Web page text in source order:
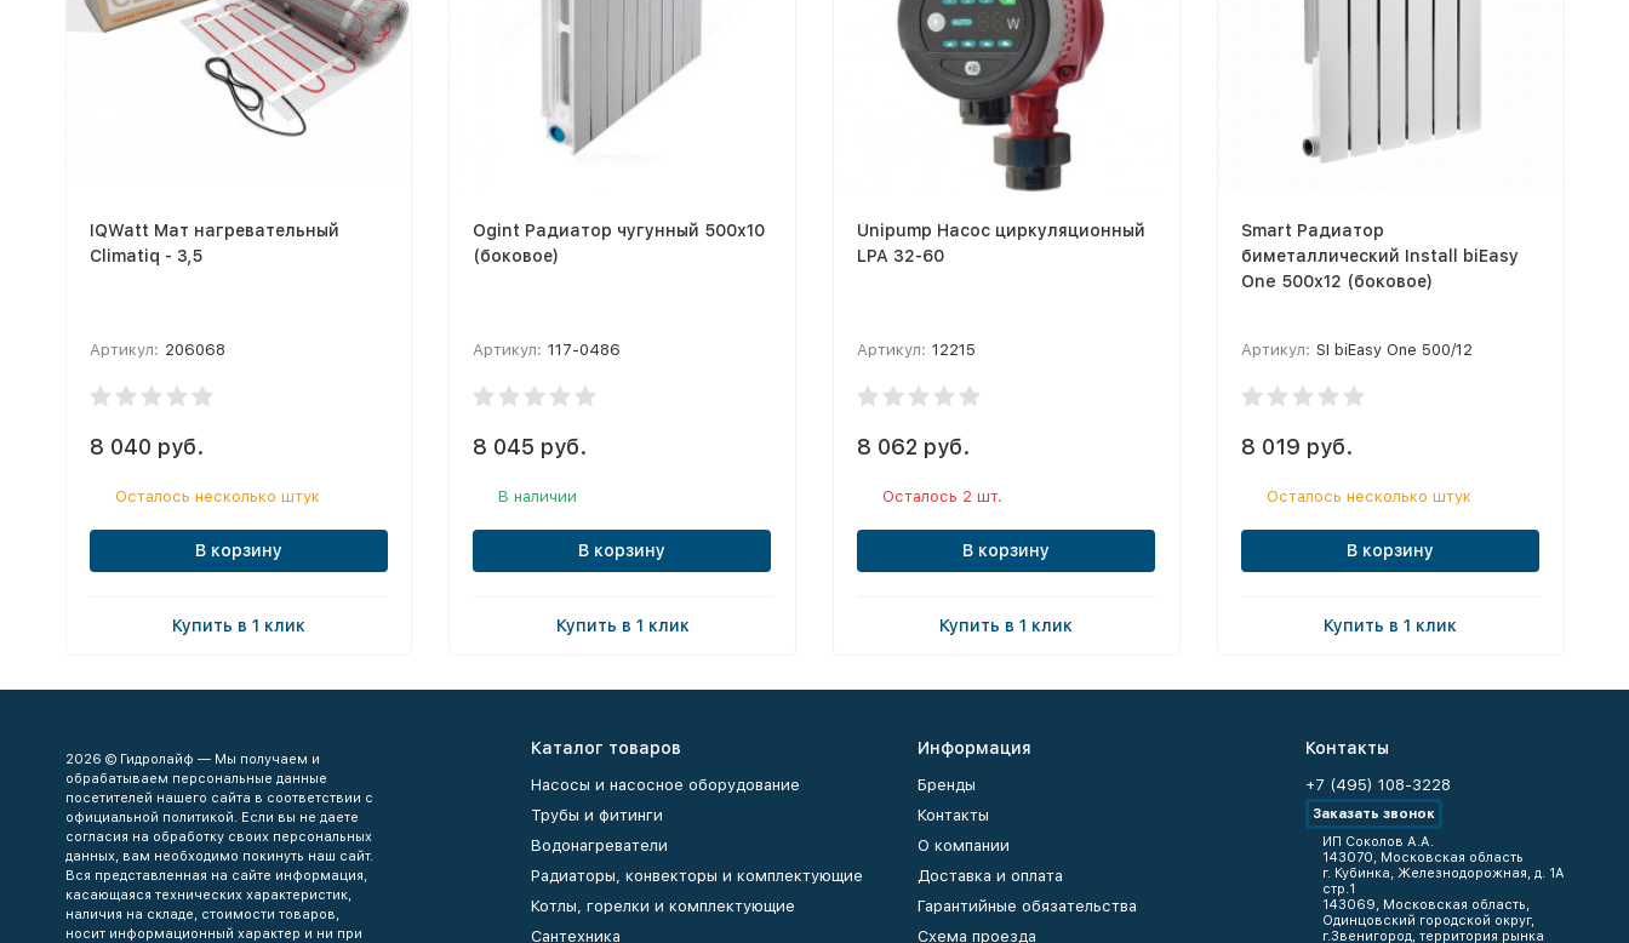
IQWatt Мат нагревательный
Climatiq - 3,5
Артикул: 206068
8 040 руб.
Осталось несколько штук
В корзину
Купить в 1 клик
Ogint Радиатор чугунный 500х10
(боковое)
Артикул: 117-0486
8 045 руб.
В наличии
В корзину
Купить в 1 клик
Unipump Насос циркуляционный
LPA 32-60
Артикул: 12215
8 062 руб.
Осталось 2 шт.
В корзину
Купить в 1 клик
Smart Радиатор
биметаллический Install biEasy
One 500х12 (боковое)
Артикул: SI biEasy One 500/12
8 019 руб.
Осталось несколько штук
В корзину
Купить в 1 клик
2026 © Гидролайф — Мы получаем и
обрабатываем персональные данные
посетителей нашего сайта в соответствии с
официальной политикой. Если вы не даете
согласия на обработку своих персональных
данных, вам необходимо покинуть наш сайт.
Вся представленная на сайте информация,
касающаяся технических характеристик,
наличия на складе, стоимости товаров,
носит информационный характер и ни при
Каталог товаров
Насосы и насосное оборудование
Трубы и фитинги
Водонагреватели
Радиаторы, конвекторы и комплектующие
Котлы, горелки и комплектующие
Сантехника
Информация
Бренды
Контакты
О компании
Доставка и оплата
Гарантийные обязательства
Схема проезда
Контакты
+7 (495) 108-3228
Заказать звонок
ИП Соколов А.А.
143070, Московская область
г. Кубинка, Железнодорожная, д. 1А
стр.1
143069, Московская область,
Одинцовский городской округ,
г.Звенигород, территория рынка